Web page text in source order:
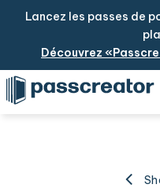
Lancez les passes de
Découvrez